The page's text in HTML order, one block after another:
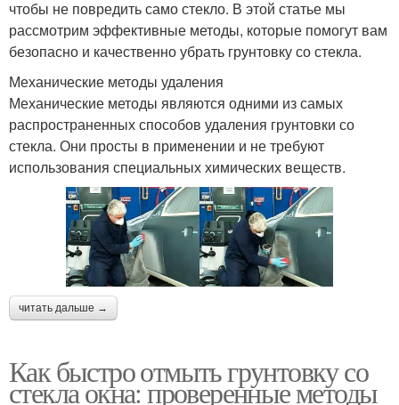
чтобы не повредить само стекло. В этой статье мы
рассмотрим эффективные методы, которые помогут вам
безопасно и качественно убрать грунтовку со стекла.
Механические методы удаления
Механические методы являются одними из самых
распространенных способов удаления грунтовки со
стекла. Они просты в применении и не требуют
использования специальных химических веществ.
читать дальше →
Как быстро отмыть грунтовку со
стекла окна: проверенные методы